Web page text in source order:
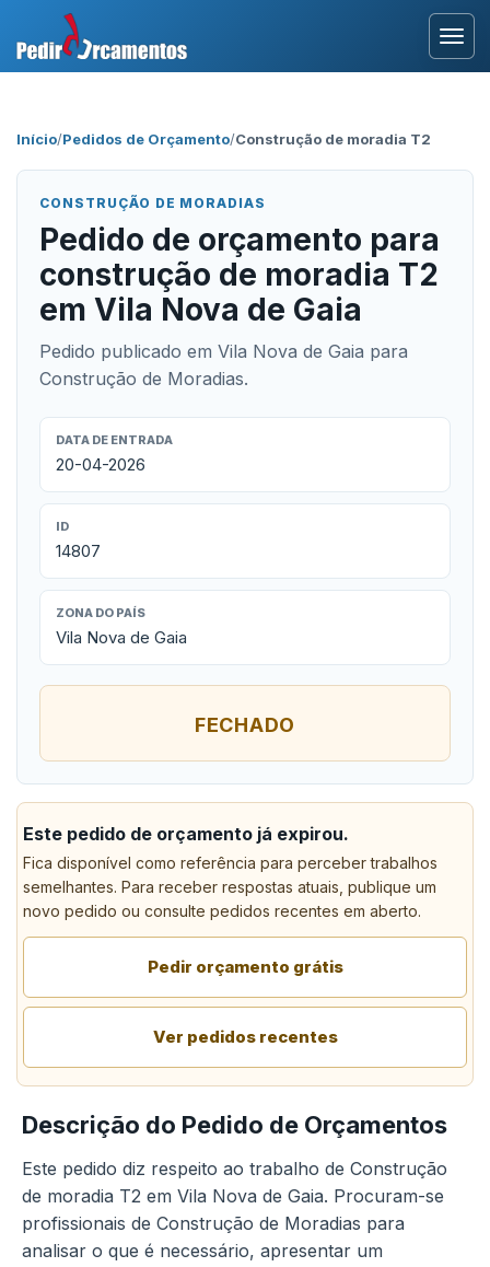
Início/Pedidos de Orçamento/Construção de moradia T2
CONSTRUÇÃO DE MORADIAS
Pedido de orçamento para
construção de moradia T2
em Vila Nova de Gaia
Pedido publicado em Vila Nova de Gaia para
Construção de Moradias.
DATA DE ENTRADA
20-04-2026
ID
14807
ZONA DO PAÍS
Vila Nova de Gaia
FECHADO
Este pedido de orçamento já expirou.
Fica disponível como referência para perceber trabalhos
semelhantes. Para receber respostas atuais, publique um
novo pedido ou consulte pedidos recentes em aberto.
Pedir orçamento grátis
Ver pedidos recentes
Descrição do Pedido de Orçamentos
Este pedido diz respeito ao trabalho de Construção
de moradia T2 em Vila Nova de Gaia. Procuram-se
profissionais de Construção de Moradias para
analisar o que é necessário, apresentar um
Área Profissional
Como Funciona?
Testemunhos